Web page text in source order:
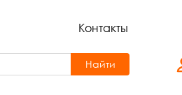
Контакты
Найти